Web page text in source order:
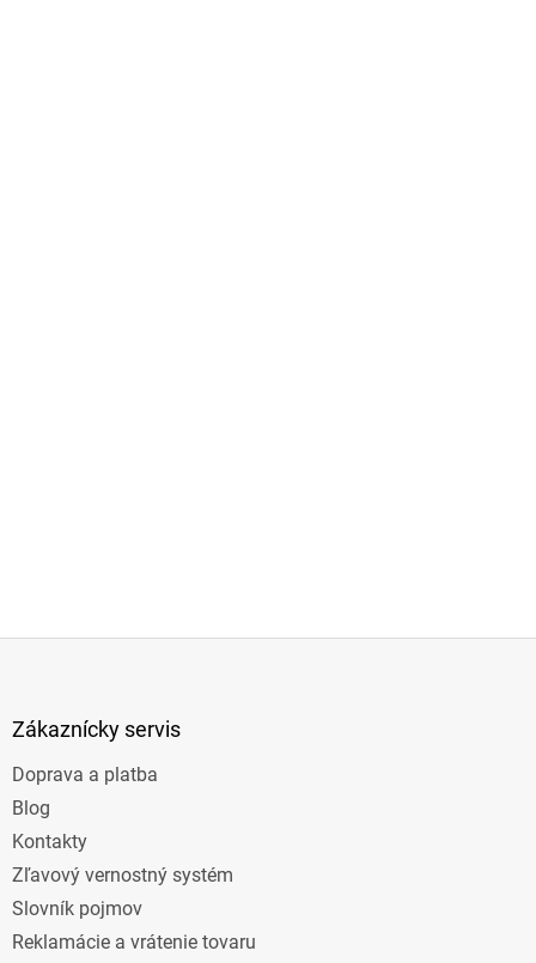
Zákaznícky servis
Doprava a platba
Blog
Kontakty
Zľavový vernostný systém
Slovník pojmov
Reklamácie a vrátenie tovaru